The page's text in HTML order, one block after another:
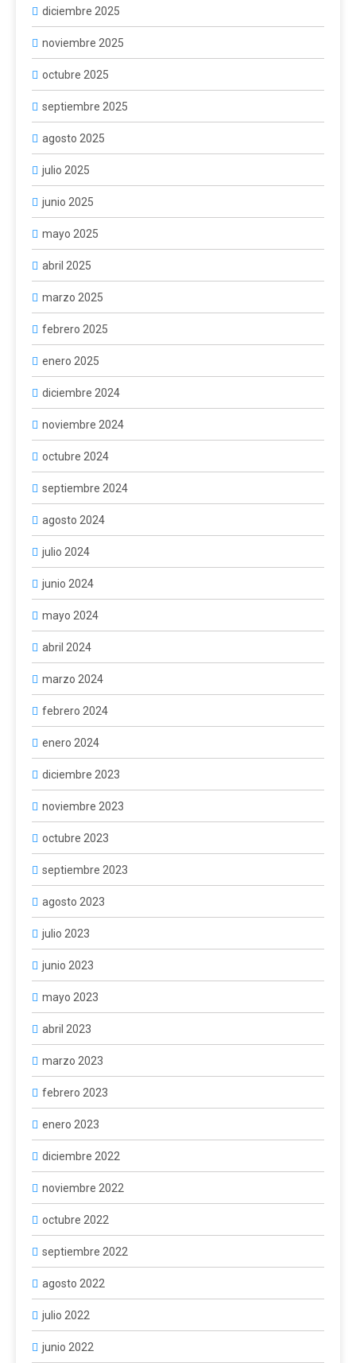
diciembre 2025
noviembre 2025
octubre 2025
septiembre 2025
agosto 2025
julio 2025
junio 2025
mayo 2025
abril 2025
marzo 2025
febrero 2025
enero 2025
diciembre 2024
noviembre 2024
octubre 2024
septiembre 2024
agosto 2024
julio 2024
junio 2024
mayo 2024
abril 2024
marzo 2024
febrero 2024
enero 2024
diciembre 2023
noviembre 2023
octubre 2023
septiembre 2023
agosto 2023
julio 2023
junio 2023
mayo 2023
abril 2023
marzo 2023
febrero 2023
enero 2023
diciembre 2022
noviembre 2022
octubre 2022
septiembre 2022
agosto 2022
julio 2022
junio 2022